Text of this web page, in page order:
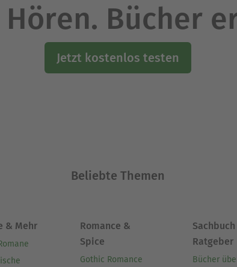
Hören. Bücher
Jetzt kostenlos testen
Beliebte Themen
& Mehr
Romance &
Spice
Gothic Romance
Ratgeber
Bücher